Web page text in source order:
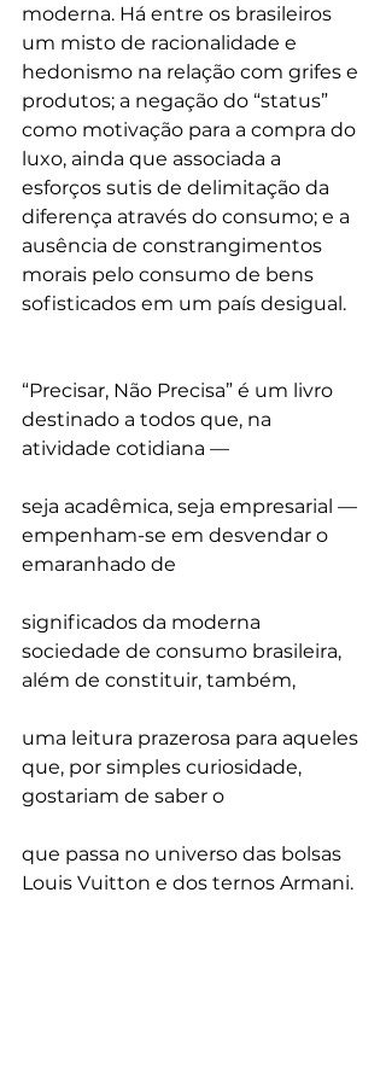
moderna. Há entre os brasileiros
um misto de racionalidade e
hedonismo na relação com grifes e
produtos; a negação do “status”
como motivação para a compra do
luxo, ainda que associada a
esforços sutis de delimitação da
diferença através do consumo; e a
ausência de constrangimentos
morais pelo consumo de bens
sofisticados em um país desigual.
“Precisar, Não Precisa” é um livro
destinado a todos que, na
atividade cotidiana —
seja acadêmica, seja empresarial —
empenham-se em desvendar o
emaranhado de
significados da moderna
sociedade de consumo brasileira,
além de constituir, também,
uma leitura prazerosa para aqueles
que, por simples curiosidade,
gostariam de saber o
que passa no universo das bolsas
Louis Vuitton e dos ternos Armani.